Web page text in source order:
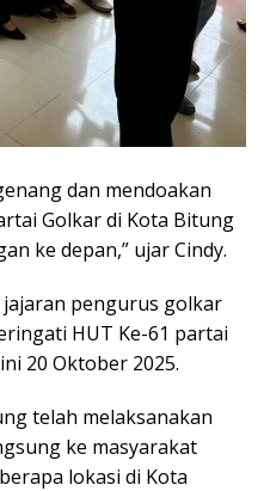
dan mendoakan
Golkar di Kota Bitung
ke depan,” ujar Cindy.
pengurus golkar
HUT Ke-61 partai
20 Oktober 2025.
telah melaksanakan
ke masyarakat
lokasi di Kota